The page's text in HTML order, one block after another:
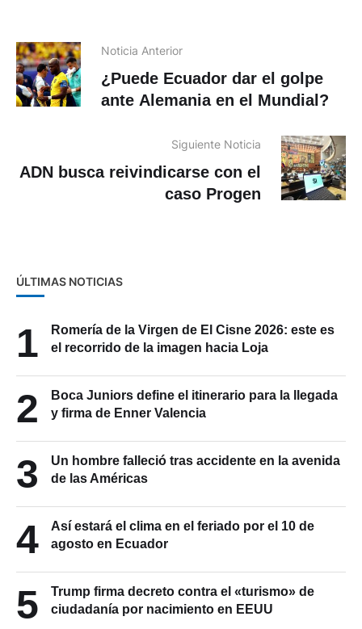
Noticia Anterior
¿Puede Ecuador dar el golpe
ante Alemania en el Mundial?
Siguiente Noticia
ADN busca reivindicarse con el
caso Progen
ÚLTIMAS NOTICIAS
1
Romería de la Virgen de El Cisne 2026: este es
el recorrido de la imagen hacia Loja
2
Boca Juniors define el itinerario para la llegada
y firma de Enner Valencia
3
Un hombre falleció tras accidente en la avenida
de las Américas
4
Así estará el clima en el feriado por el 10 de
agosto en Ecuador
5
Trump firma decreto contra el «turismo» de
ciudadanía por nacimiento en EEUU